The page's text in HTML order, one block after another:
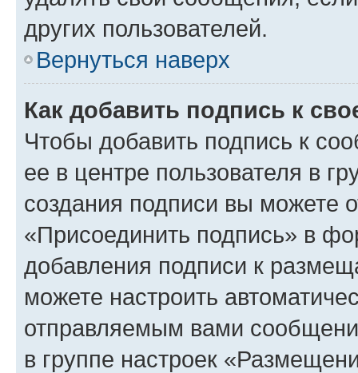
других пользователей.
Вернуться наверх
Как добавить подпись к
Чтобы добавить подпись к
ее в центре пользователя в
создания подписи вы можете
«Присоединить подпись» в
добавления подписи к
можете настроить
отправляемым вами
в группе настроек